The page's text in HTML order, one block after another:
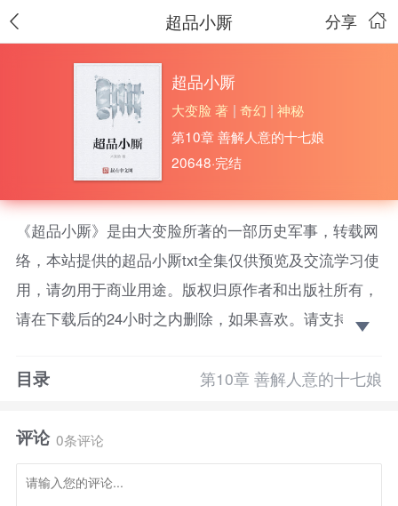
分享
超品小厮
超品小厮
大变脸 著 | 奇幻 | 神秘
第10章 善解人意的十七娘
20648·完结
《超品小厮》是由大变脸所著的一部历史军事，转载网
络，本站提供的超品小厮txt全集仅供预览及交流学习使
用，请勿用于商业用途。版权归原作者和出版社所有，
请在下载后的24小时之内删除，如果喜欢。请支持正
青柳依依楼上楼，画舫亭阁好个秋。春风迷醉纸金
一名打杂小厮，没有爹却有十七个花枝招展当清倌人的
小娘......作为楼里唯一的一个男人，张毅累，并快乐
着。 可是有一天，当十七娘来了大姨妈，一切都变
目录 第10章 善解人意的十七娘
评论 0条评论